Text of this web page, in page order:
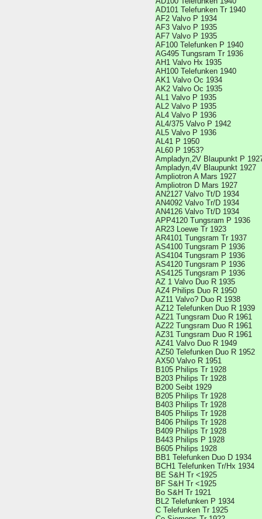
AD101 Telefunken Tr 1940
AF2 Valvo P 1934
AF3 Valvo P 1935
AF7 Valvo P 1935
AF100 Telefunken P 1940
AG495 Tungsram Tr 1936
AH1 Valvo Hx 1935
AH100 Telefunken 1940
AK1 Valvo Oc 1934
AK2 Valvo Oc 1935
AL1 Valvo P 1935
AL2 Valvo P 1935
AL4 Valvo P 1936
AL4/375 Valvo P 1942
AL5 Valvo P 1936
AL41 P 1950
AL60 P 1953?
Ampladyn,2V Blaupunkt P
Ampladyn,4V Blaupunkt 1927
Ampliotron A Mars 1927
Ampliotron D Mars 1927
AN2127 Valvo Tt/D 1934
AN4092 Valvo Tr/D 1934
AN4126 Valvo Tt/D 1934
APP4120 Tungsram P 1936
AR23 Loewe Tr 1923
AR4101 Tungsram Tr 1937
AS4100 Tungsram P 1936
AS4104 Tungsram P 1936
AS4120 Tungsram P 1936
AS4125 Tungsram P 1936
AZ 1 Valvo Duo R 1935
AZ4 Philips Duo R 1950
AZ11 Valvo? Duo R 1938
AZ12 Telefunken Duo R 1939
AZ21 Tungsram Duo R 1961
AZ22 Tungsram Duo R 1961
AZ31 Tungsram Duo R 1961
AZ41 Valvo Duo R 1949
AZ50 Telefunken Duo R 1952
AX50 Valvo R 1951
B105 Philips Tr 1928
B203 Philips Tr 1928
B200 Seibt 1929
B205 Philips Tr 1928
B403 Philips Tr 1928
B405 Philips Tr 1928
B406 Philips Tr 1928
B409 Philips Tr 1928
B443 Philips P 1928
B605 Philips 1928
BB1 Telefunken Duo D 1934
BCH1 Telefunken Tr/Hx 1934
BE S&H Tr <1925
BF S&H Tr <1925
Bo S&H Tr 1921
BL2 Telefunken P 1934
C Telefunken Tr 1925